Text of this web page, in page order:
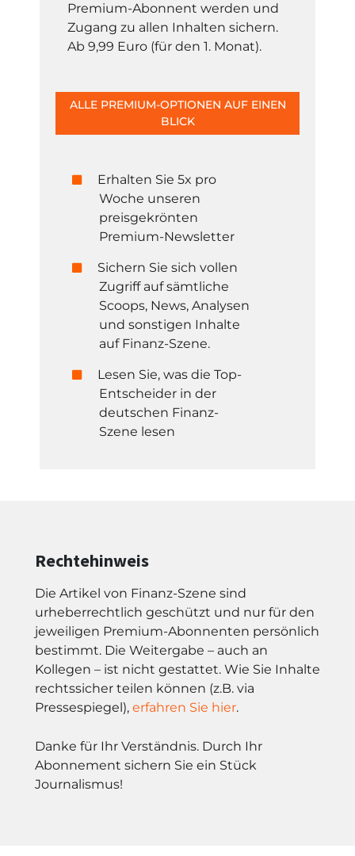
Premium-Abonnent werden und
Zugang zu allen Inhalten sichern.
Ab 9,99 Euro (für den 1. Monat).
ALLE PREMIUM-OPTIONEN AUF EINEN
BLICK
Erhalten Sie 5x pro
Woche unseren
preisgekrönten
Premium-Newsletter
Sichern Sie sich vollen
Zugriff auf sämtliche
Scoops, News, Analysen
und sonstigen Inhalte
auf Finanz-Szene.
Lesen Sie, was die Top-
Entscheider in der
deutschen Finanz-
Szene lesen
Rechtehinweis
Die Artikel von Finanz-Szene sind
urheberrechtlich geschützt und nur für den
jeweiligen Premium-Abonnenten persönlich
bestimmt. Die Weitergabe – auch an
Kollegen – ist nicht gestattet. Wie Sie Inhalte
rechtssicher teilen können (z.B. via
Pressespiegel), erfahren Sie hier.
Danke für Ihr Verständnis. Durch Ihr
Abonnement sichern Sie ein Stück
Journalismus!